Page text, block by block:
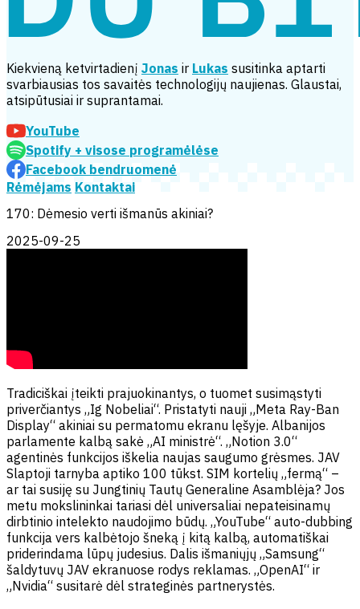
Kiekvieną ketvirtadienį Jonas ir Lukas susitinka aptarti
svarbiausias tos savaitės technologijų naujienas. Glaustai,
atsipūtusiai ir suprantamai.
YouTube
Spotify + visose programėlėse
Facebook bendruomenė
Rėmėjams Kontaktai
170: Dėmesio verti išmanūs akiniai?
2025-09-25
Tradiciškai įteikti prajuokinantys, o tuomet susimąstyti
priverčiantys „Ig Nobeliai“. Pristatyti nauji „Meta Ray-Ban
Display“ akiniai su permatomu ekranu lęšyje. Albanijos
parlamente kalbą sakė „AI ministrė“. „Notion 3.0“
agentinės funkcijos iškelia naujas saugumo grėsmes. JAV
Slaptoji tarnyba aptiko 100 tūkst. SIM kortelių „fermą“ –
ar tai susiję su Jungtinių Tautų Generaline Asamblėja? Jos
metu mokslininkai tariasi dėl universaliai nepateisinamų
dirbtinio intelekto naudojimo būdų. „YouTube“ auto-dubbing
funkcija vers kalbėtojo šneką į kitą kalbą, automatiškai
priderindama lūpų judesius. Dalis išmaniųjų „Samsung“
šaldytuvų JAV ekranuose rodys reklamas. „OpenAI“ ir
„Nvidia“ susitarė dėl strateginės partnerystės.